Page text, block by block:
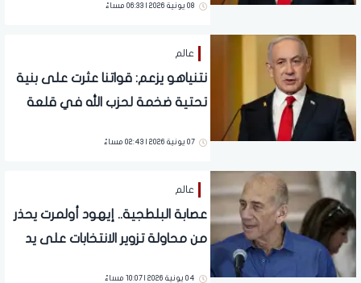
08 يونية 2026 | 06:33 مساءً
عالم
نتنياهو يزعم: قواتنا عثرت على بنية
تحتية ضخمة لحزب الله في قلعة
07 يونية 2026 | 02:43 مساءً
عالم
عصابة البلطجية.. إيهود أولمرت يحذر
من محاولة تزوير الانتخابات على يد
04 يونية 2026 | 10:07 مساءً